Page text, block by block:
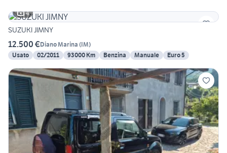
4
SUZUKI JIMNY
12.500 €Diano Marina (IM)
Usato
02/2011 93000 Km Benzina Manuale Euro 5